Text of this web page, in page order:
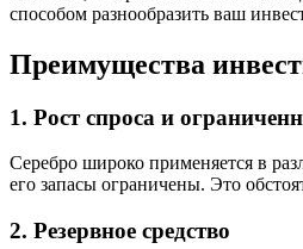
способом разнообразить ваш
Преимущества
1. Рост спроса и
Серебро широко применяется в
его запасы ограничены. Это
2. Резервное средство